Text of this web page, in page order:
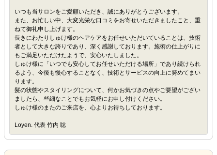
いつも当サロンをご愛顧いただき、誠にありがとうございます。
また、お忙しい中、大変光栄な口コミをお寄せいただきましたこと、重
ねて御礼申し上げます。
長きにわたりしゅけ様のヘアケアをお任せいただいていることは、技術
者として大きな誇りであり、深く感謝しております。施術の仕上がりに
もご満足いただけたようで、安心いたしました。
しゅけ様に「いつでも安心してお任せいただける場所」であり続けられ
るよう、今後も慢心することなく、技術とサービスの向上に努めてまい
ります。
髪の状態やスタイリングについて、何かお気づきの点やご要望がござい
ましたら、些細なことでもお気軽にお申し付けください。
しゅけ様のまたのご来店を、心よりお待ちしております。
Loyen. 代表 竹内 聡